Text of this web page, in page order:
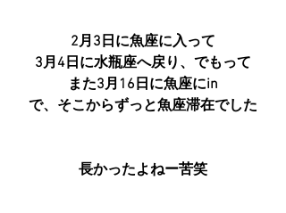
2月3日に魚座に入って
3月4日に水瓶座へ戻り、でもって
また3月16日に魚座にin
で、そこからずっと魚座滞在でした
長かったよねー苦笑